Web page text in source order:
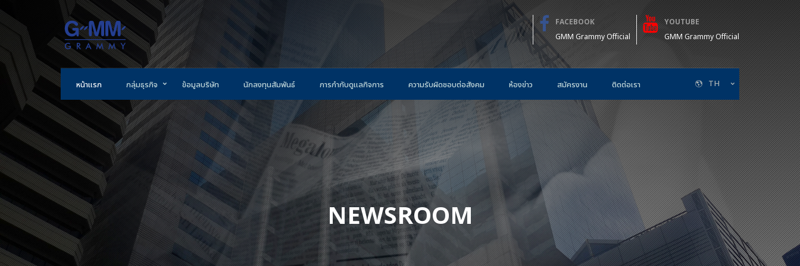
FACEBOOK
GMM Grammy Official
YOUTUBE
GMM Grammy Official
หน้าแรก กลุ่มธุรกิจ ข้อมูลบริษัท นักลงทุนสัมพันธ์ การกำกับดูแลกิจการ ความรับผิดชอบต่อสังคม ห้องข่าว สมัครงาน ติดต่อเรา TH
NEWSROOM